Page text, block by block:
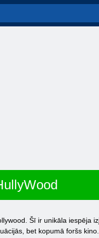
Šī ir unikāla iespēja
bet kopumā foršs